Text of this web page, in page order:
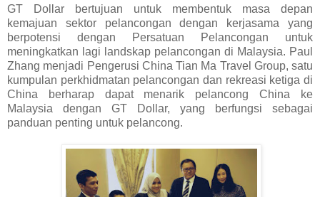
GT Dollar bertujuan untuk membentuk masa depan
kemajuan sektor pelancongan dengan kerjasama yang
berpotensi dengan Persatuan Pelancongan untuk
meningkatkan lagi landskap pelancongan di Malaysia. Paul
Zhang menjadi Pengerusi China Tian Ma Travel Group, satu
kumpulan perkhidmatan pelancongan dan rekreasi ketiga di
China berharap dapat menarik pelancong China ke
Malaysia dengan GT Dollar, yang berfungsi sebagai
panduan penting untuk pelancong.